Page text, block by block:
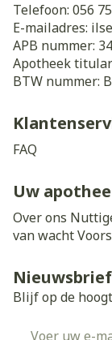
Telefoon: 056
E-mailadres:
APB nummer:
Apotheek
BTW nummer:
FAQ
Uw
Over ons
van wacht
Nieuwsbrief
Blijf op de